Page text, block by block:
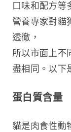
口味和配方等
營養專家對貓
透徹，
所以市面上不
盡相同。以下
蛋白質含量
貓是肉食性動